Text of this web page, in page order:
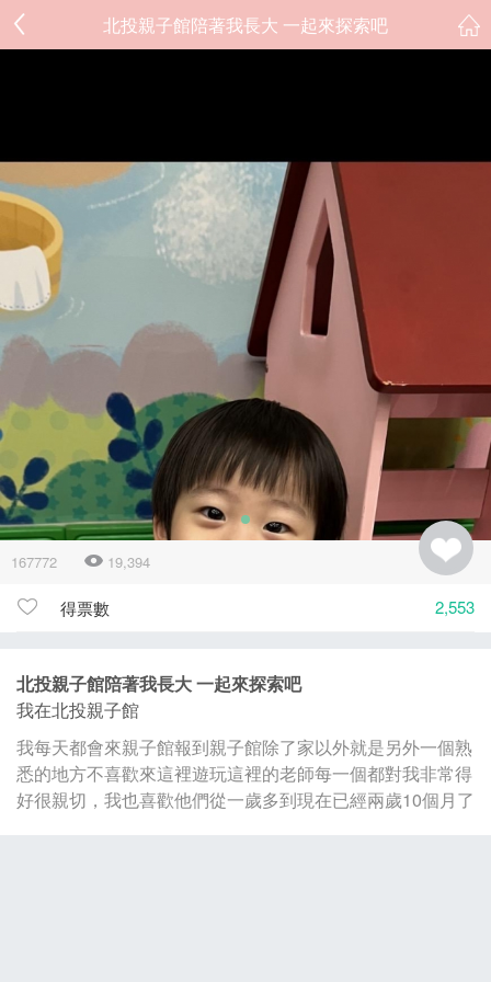
北投親子館陪著我長大 一起來探索吧
167772 19,394
得票數 2,553
北投親子館陪著我長大 一起來探索吧
我在北投親子館
我每天都會來親子館報到親子館除了家以外就是另外一個熟
悉的地方不喜歡來這裡遊玩這裡的老師每一個都對我非常得
好很親切，我也喜歡他們從一歲多到現在已經兩歲10個月了